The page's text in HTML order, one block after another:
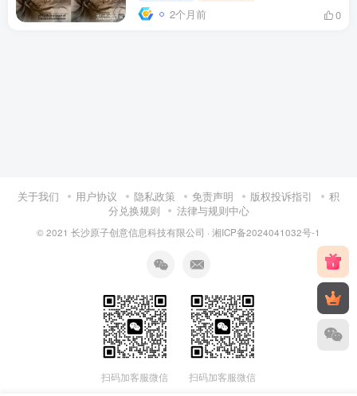
2个月前 0
关于我们 用户协议 隐私政策 免责声明 版权投诉指引
积
分兑换规则
法律与规则中心
© 2021 长沙原子创意信息科技有限公司 · 湘ICP备2024041032号-1
扫码加客服微信 扫码加客服微信